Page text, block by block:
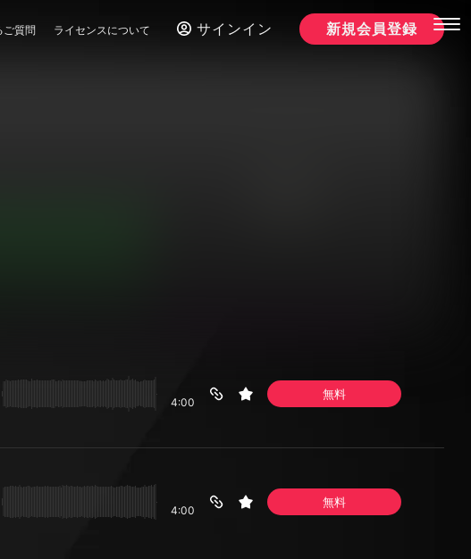
ご質問 ライセンスについて サインイン 新規会員登録
4:00
無料
4:00
無料